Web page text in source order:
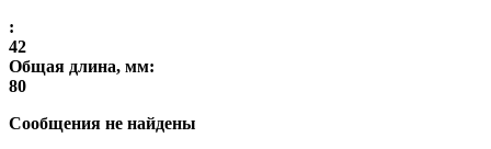
:
42
Общая длина, мм:
80
Сообщения не найдены